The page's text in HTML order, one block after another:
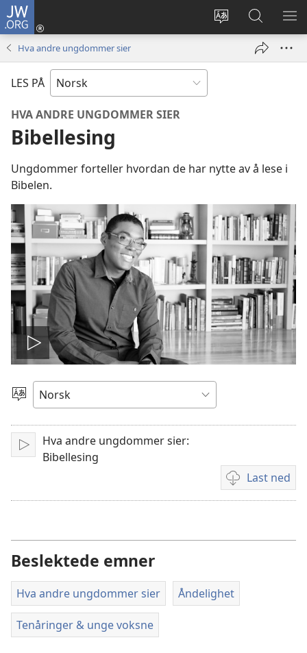
JW.ORG
Endre
Logg
inn
vindu)
Søk
på
JW.ORG
VIS
Hva andre ungdommer sier
LES PÅ
HVA ANDRE UNGDOMMER SIER
Bibellesing
Ungdommer forteller hvordan de har nytte av å lese i
Bibelen.
Spill
video
Velg
språk
Spill
Hva andre ungdommer sier:
Bibellesing
Last ned
for
Beslektede emner
Hva andre ungdommer sier Åndelighet
Tenåringer & unge voksne